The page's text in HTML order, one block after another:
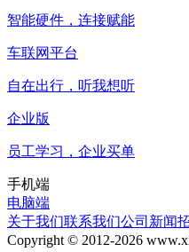
智能硬件，连接赋能
车联网平台
自在出行，听我想听
企业版
员工学习，企业买单
手机端
电脑端
关于我们联系我们公司新闻
Copyright © 2012-2026